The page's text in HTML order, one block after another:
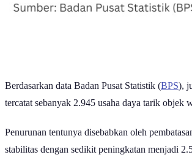
Berdasarkan data Badan Pusat Statistik (BPS),
tercatat sebanyak 2.945 usaha daya tarik objek
Penurunan tentunya disebabkan oleh
stabilitas dengan sedikit peningkatan menjadi